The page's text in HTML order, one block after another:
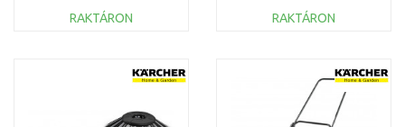
RAKTÁRON
Összehasonlítás
RAKTÁRON
Összehasonlítás